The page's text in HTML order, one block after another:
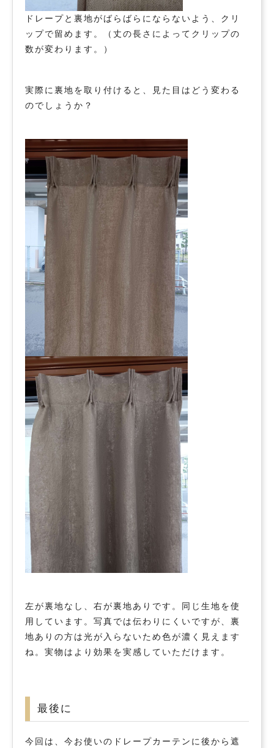
ドレープと裏地がばらばらにならないよう、クリ
ップで留めます。（丈の長さによってクリップの
数が変わります。）
実際に裏地を取り付けると、見た目はどう変わる
のでしょうか？
左が裏地なし、右が裏地ありです。同じ生地を使
用しています。写真では伝わりにくいですが、裏
地ありの方は光が入らないため色が濃く見えます
ね。実物はより効果を実感していただけます。
最後に
今回は、今お使いのドレープカーテンに後から遮